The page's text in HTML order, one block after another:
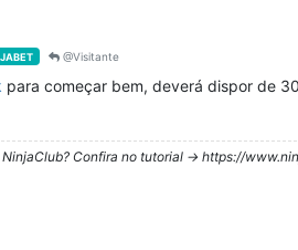
@Visitante
para começar bem, deverá dispor de
Confira no tutorial -> https://